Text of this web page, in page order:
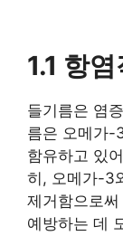
1.1 항
들기름은 염
름은 오메가-
함유하고 있
히, 오메가-3
제거함으로
예방하는 데